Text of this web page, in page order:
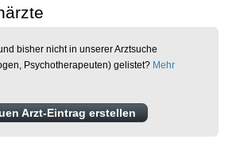
bisher nicht in unserer Arztsuche
Psychotherapeuten) gelistet? Mehr
Arzt-Eintrag erstellen